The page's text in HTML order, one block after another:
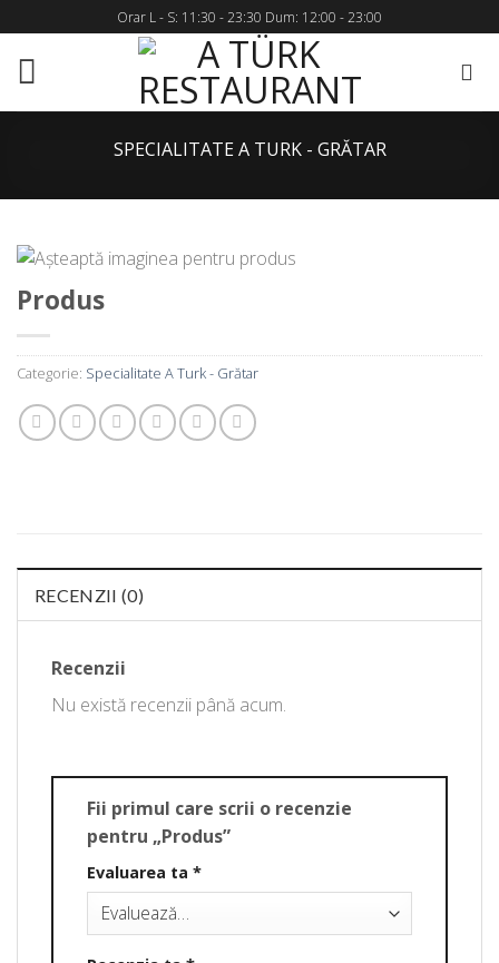
to
content
Orar L - S: 11:30 - 23:30 Dum: 12:00 - 23:00
SPECIALITATE A TURK - GRĂTAR
Produs
Categorie: Specialitate A Turk - Grătar
RECENZII (0)
Recenzii
Nu există recenzii până acum.
Fii primul care scrii o recenzie
pentru „Produs”
Evaluarea ta *